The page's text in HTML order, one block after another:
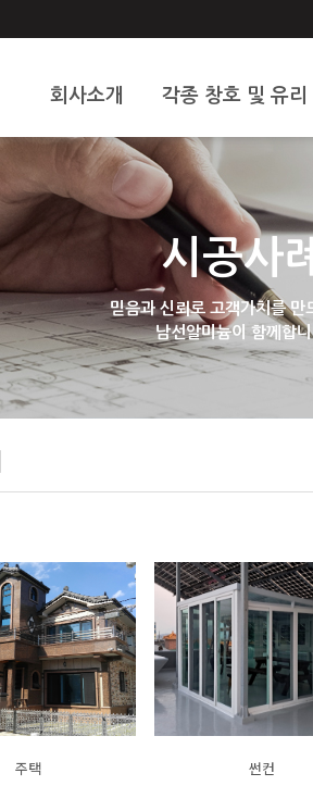
회사소개
인사말
오시는 길
각종 창호 및 유리
알미늄 및 창호
도어문
중문
현관문
대문
시공사례
믿음과 신뢰로 고객가치를 만
남선알미늄이 함께합니
주택 썬컨